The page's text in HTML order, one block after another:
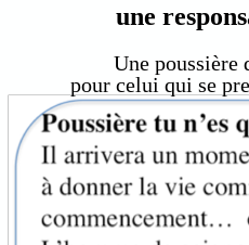
une
Une poussière
pour celui qui se